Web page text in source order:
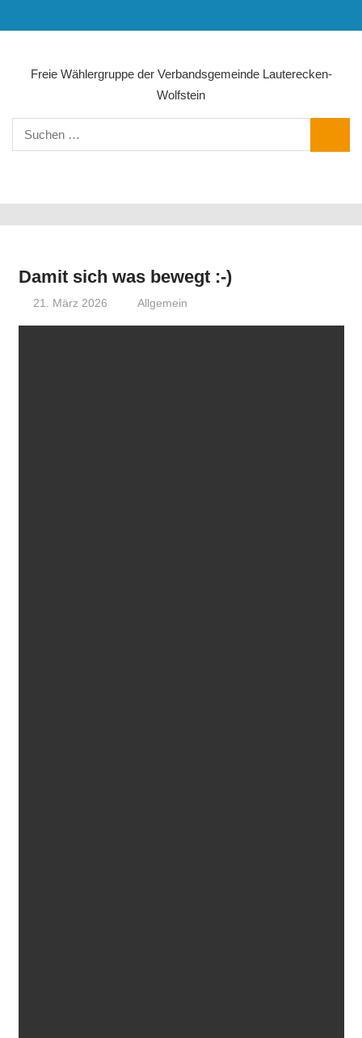
Inhalt
Freie Wählergruppe der Verbandsgemeinde Lauterecken-
Wolfstein
Suchen
nach:
Damit sich was bewegt :-)
21. März 2026 Olaf Radolak@web.de
Allgemein